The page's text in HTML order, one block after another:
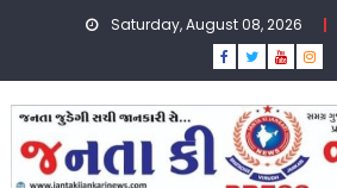
Saturday, August 08, 2026